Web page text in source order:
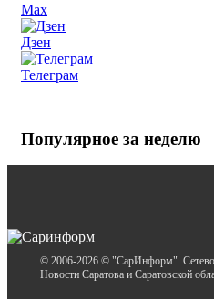
Max
Дзен
Телеграм
Популярное за неделю
© 2006-2026 © "СарИнформ".
Новости Саратова и Саратовской